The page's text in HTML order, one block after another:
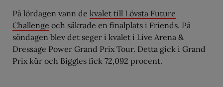
På lördagen vann de kvalet till Lövsta Future
Challenge och säkrade en finalplats i Friends. På
söndagen blev det seger i kvalet i Live Arena &
Dressage Power Grand Prix Tour. Detta gick i Grand
Prix kür och Biggles fick 72,092 procent.